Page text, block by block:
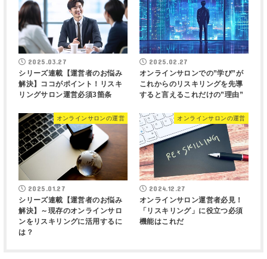
2025.03.27
シリーズ連載【運営者のお悩み
解決】ココがポイント！リスキ
リングサロン運営必須3箇条
2025.02.27
オンラインサロンでの”学び”が
これからのリスキリングを先導
すると言えるこれだけの”理由”
オンラインサロンの運営
2025.01.27
シリーズ連載【運営者のお悩み
解決】～現存のオンラインサロ
ンをリスキリングに活用するに
は？
オンラインサロンの運営
2024.12.27
オンラインサロン運営者必見！
「リスキリング」に役立つ必須
機能はこれだ